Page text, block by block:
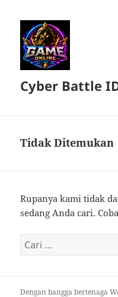
Cyber Battle
Tidak Ditemukan
Rupanya kami tidak
sedang Anda cari.
Cari
untuk:
Dengan bangga bertenaga